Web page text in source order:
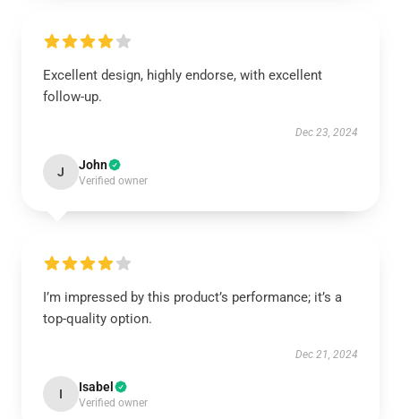
Excellent design, highly endorse, with excellent
follow-up.
Dec 23, 2024
J John
Verified owner
I’m impressed by this product’s performance; it’s a
top-quality option.
Dec 21, 2024
I Isabel
Verified owner